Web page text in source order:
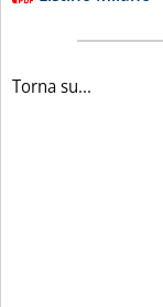
Torna su...